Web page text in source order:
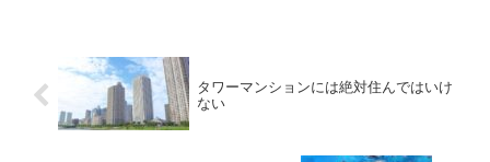
タワーマンションには絶対住んではいけ
ない